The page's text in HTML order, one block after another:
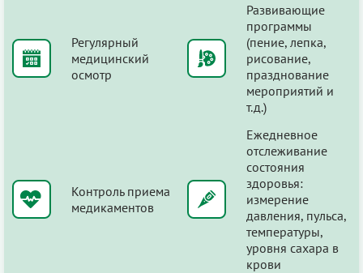
Регулярный
медицинский
осмотр
Развивающие
программы
(пение, лепка,
рисование,
празднование
мероприятий и
т.д.)
Контроль приема
медикаментов
Ежедневное
отслеживание
состояния
здоровья:
измерение
давления, пульса,
температуры,
уровня сахара в
крови